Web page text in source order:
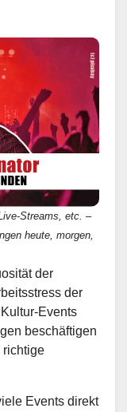
Streams, etc. –
heute, morgen,
der
der
Events
beschäftigen
richtige
Events direkt